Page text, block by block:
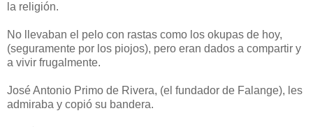
la religión.
No llevaban el pelo con rastas como los okupas de hoy,
(seguramente por los piojos), pero eran dados a compartir y
a vivir frugalmente.
José Antonio Primo de Rivera, (el fundador de Falange), les
admiraba y copió su bandera.